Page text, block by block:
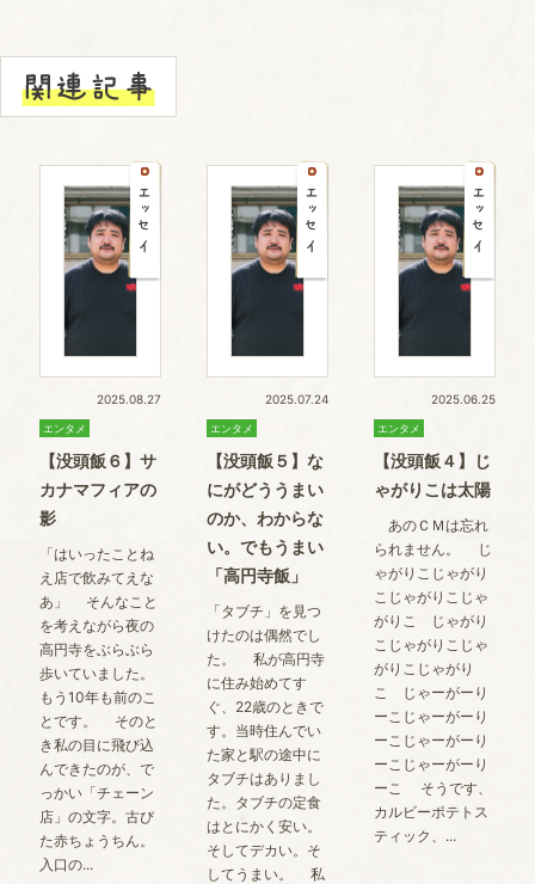
2025.08.27
エンタメ
【没頭飯６】サ
カナマフィアの
影
「はいったことね
え店で飲みてえな
あ」 そんなこと
を考えながら夜の
高円寺をぶらぶら
歩いていました。
もう10年も前のこ
とです。 そのと
き私の目に飛び込
んできたのが、で
っかい「チェーン
店」の文字。古び
た赤ちょうちん。
入口の...
2025.07.24
エンタメ
【没頭飯５】な
にがどううまい
のか、わからな
い。でもうまい
「高円寺飯」
「タブチ」を見つ
けたのは偶然でし
た。 私が高円寺
に住み始めてす
ぐ、22歳のときで
す。当時住んでい
た家と駅の途中に
タブチはありまし
た。タブチの定食
はとにかく安い。
そしてデカい。そ
してうまい。 私
2025.06.25
エンタメ
【没頭飯４】じ
ゃがりこは太陽
あのＣＭは忘れ
られません。 じ
ゃがりこじゃがり
こじゃがりこじゃ
がりこ じゃがり
こじゃがりこじゃ
がりこじゃがり
こ じゃーがーり
ーこじゃーがーり
ーこじゃーがーり
ーこじゃーがーり
ーこ そうです、
カルビーポテトス
ティック、...